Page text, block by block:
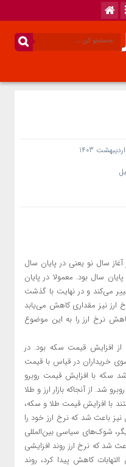
سال نو یعنی در پایان سال
سال بود. معمولا در پایان
می‌کند و در نهایت با گذشت
ارز نیز مقداری کاهش می‌یابد
نرخ ارز را به این موضوع
افزایش قیمت سکه بود. در
خریداران در قیاس با قیمت
سکه با افزایش قیمت روبرو
شد. ‌از آنجاکه بازار ارز و طلا
با افزایش قیمت طلا و سکه،
باعث شد که نرخ ارز خود را
شوک‌های سیاسی بین‌المللی
شد که نرخ ارز روند افزایشی
کاهش پیدا کرد، روند